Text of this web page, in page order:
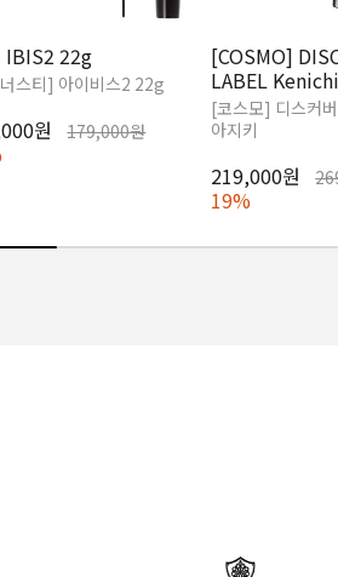
IBIS2 22g
스티] 아이비스2 22g
원 179,000원
[COSMO]
LABEL
[코스모] 디스커
아지키
219,000원
19%